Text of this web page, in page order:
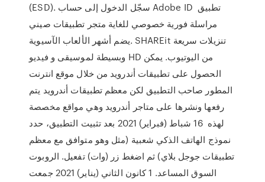
(ESD). سجّل الدخول إلى حساب Adobe ID تطبيق
مراسلة فورية خصوصي للغاية متجر تطبيقات صيني
يضم أشهر الألعاب الآسيوية. SHAREit تنزيلات سريعة
وبسيطة لموسيقى و فيديو HD من اليوتيوب. يمكن
الحصول على تطبيقات أندرويد من خلال موقع انترنت
المطور صاحب التطبيق لكن معظم تطبيقات أندرويد يتم
رفعها ونشرها على متاجر أندرويد وهي مواقع مخصصة
لهذه 16 شباط (فبراير) 2021 بعد تثبيت التطبيق، حدد
نموذج الهاتف الذكي شعبية (مثل وهو متوافق مع معظم
تطبيقات جوجل بلاي) ثم اضغط زر (وات) تفعيل. الروبوت
السوق المساعد. 1 كانون الثاني (يناير) 2021 جمعت